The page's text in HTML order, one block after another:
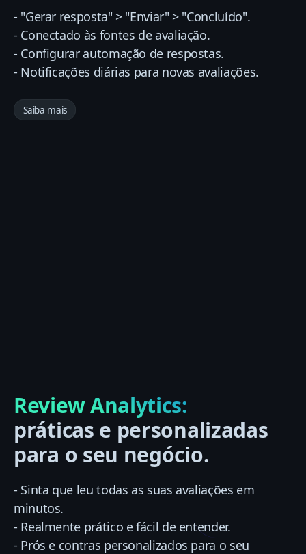
- "Gerar resposta" > "Enviar" > "Concluído".
- Conectado às fontes de avaliação.
- Configurar automação de respostas.
- Notificações diárias para novas avaliações.
Saiba mais
Review Analytics:
práticas e personalizadas
para o seu negócio.
- Sinta que leu todas as suas avaliações em
minutos.
- Realmente prático e fácil de entender.
- Prós e contras personalizados para o seu